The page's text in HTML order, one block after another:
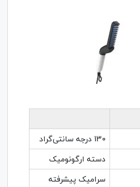
130 درجه سانتی‌گراد
دسته ارگونومیک
سرامیک پیشرفته